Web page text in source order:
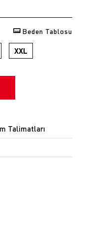
Beden Tablosu
XXL
Talimatları